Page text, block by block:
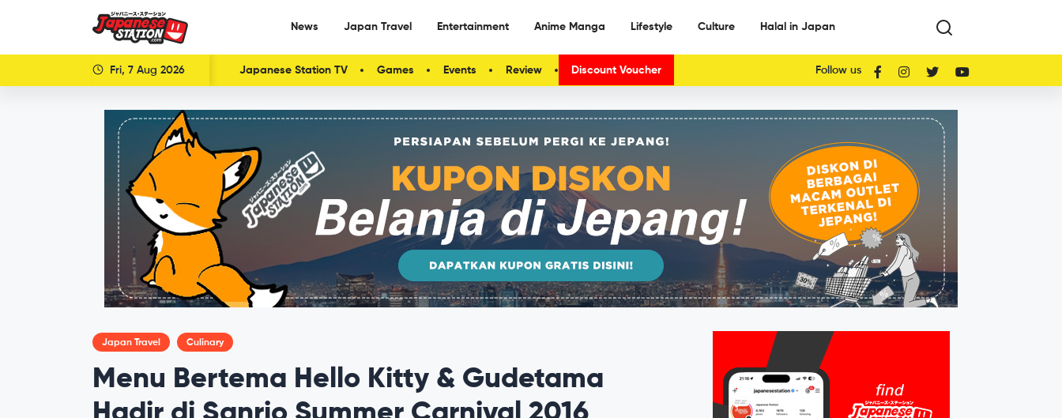
News Japan Travel Entertainment Anime Manga Lifestyle Culture Halal in Japan
Fri, 7 Aug 2026 Japanese Station TV Games Events Review Discount Voucher Follow us
Japan Travel Culinary
Menu Bertema Hello Kitty & Gudetama